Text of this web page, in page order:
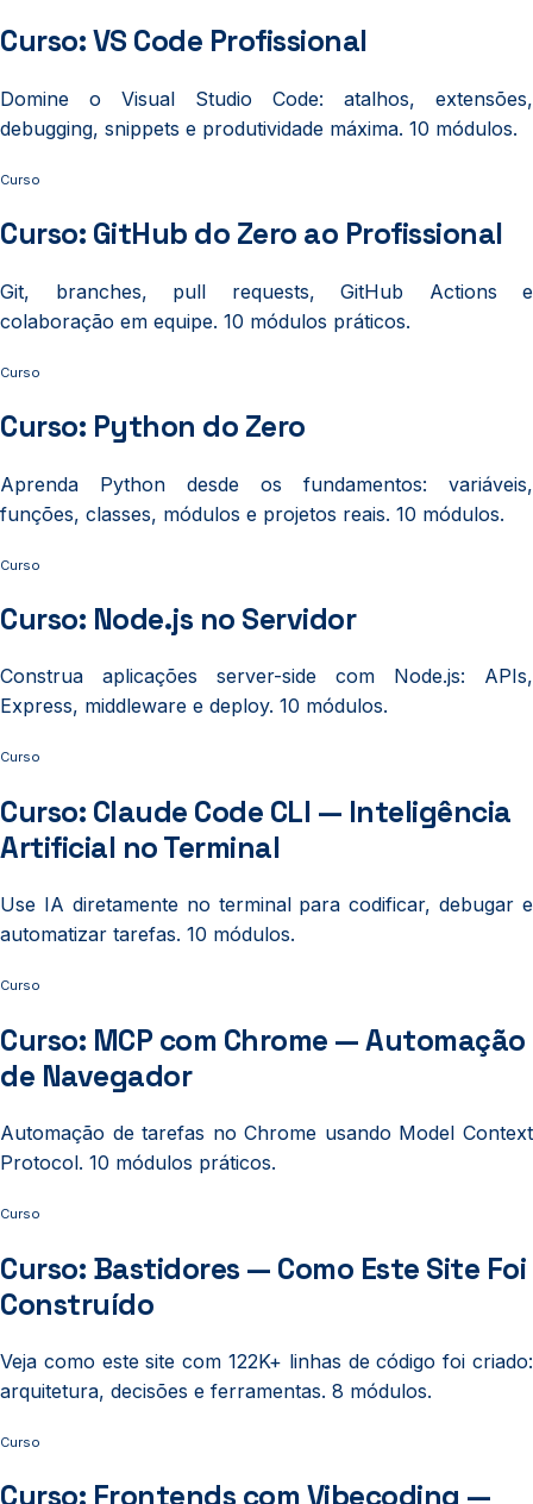
Curso: VS Code Profissional
Domine o Visual Studio Code: atalhos, extensões,
debugging, snippets e produtividade máxima. 10 módulos.
Curso
Curso: GitHub do Zero ao Profissional
Git, branches, pull requests, GitHub Actions e
colaboração em equipe. 10 módulos práticos.
Curso
Curso: Python do Zero
Aprenda Python desde os fundamentos: variáveis,
funções, classes, módulos e projetos reais. 10 módulos.
Curso
Curso: Node.js no Servidor
Construa aplicações server-side com Node.js: APIs,
Express, middleware e deploy. 10 módulos.
Curso
Curso: Claude Code CLI — Inteligência
Artificial no Terminal
Use IA diretamente no terminal para codificar, debugar e
automatizar tarefas. 10 módulos.
Curso
Curso: MCP com Chrome — Automação
de Navegador
Automação de tarefas no Chrome usando Model Context
Protocol. 10 módulos práticos.
Curso
Curso: Bastidores — Como Este Site Foi
Construído
Veja como este site com 122K+ linhas de código foi criado:
arquitetura, decisões e ferramentas. 8 módulos.
Curso